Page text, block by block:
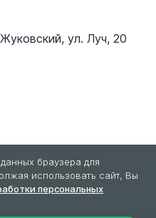
ул. Луч, 20
браузера для
использовать сайт, Вы
персональных